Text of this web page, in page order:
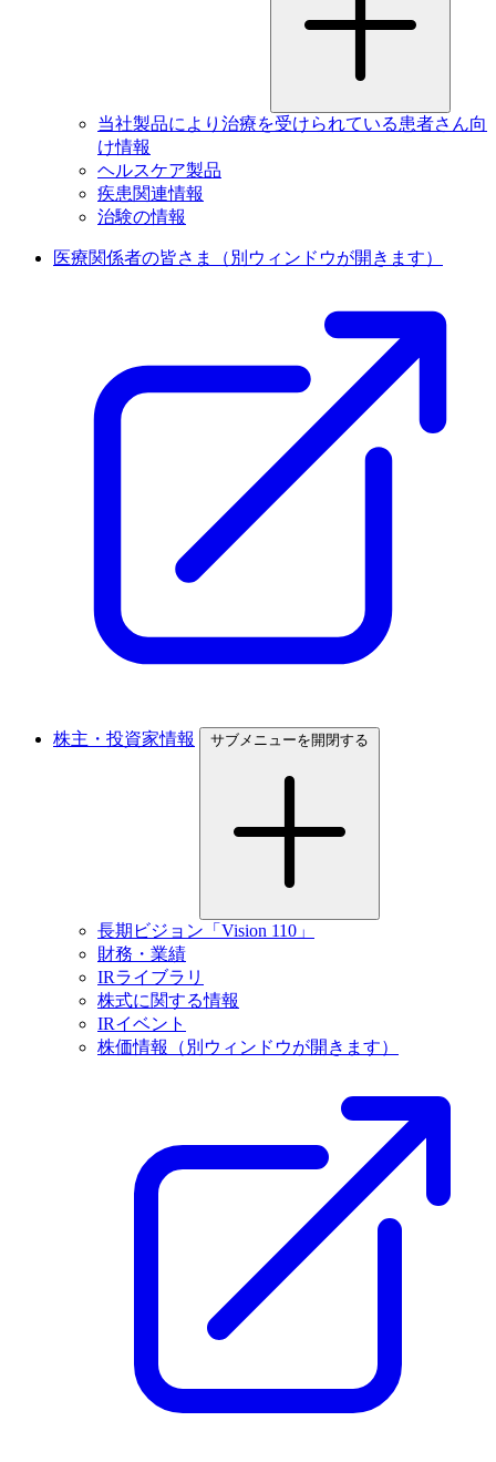
当社製品により治療を受けられている患者さん向
け情報
ヘルスケア製品
疾患関連情報
治験の情報
医療関係者の皆さま （別ウィンドウが開きます）
株主・投資家情報 サブメニューを開閉する
長期ビジョン「Vision 110」
財務・業績
IRライブラリ
株式に関する情報
IRイベント
株価情報
（別ウィンドウが開きます）